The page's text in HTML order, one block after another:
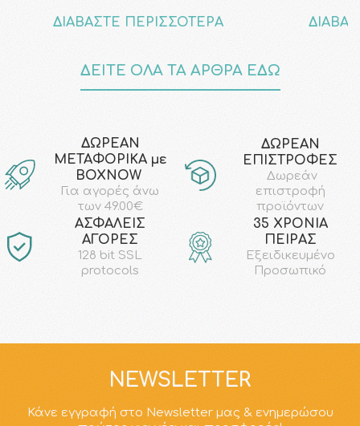
ΔΙΑΒΑΣΤΕ ΠΕΡΙΣΣΟΤΕΡΑ
ΔΕΙΤΕ ΟΛΑ ΤΑ ΑΡΘΡΑ ΕΔΩ
ΔΩΡΕΑΝ
ΜΕΤΑΦΟΡΙΚΑ με
ΒΟΧΝΟW
Για αγορές άνω
των 49.00€
ΔΩΡΕΑΝ
ΕΠΙΣΤΡΟΦΕΣ
Δωρεάν
επιστροφή
προϊόντων
AΣΦΑΛΕΙΣ
ΑΓΟΡΕΣ
128 bit SSL
protocols
35 ΧΡΟΝΙΑ
ΠΕΙΡΑΣ
Εξειδικευμένο
Προσωπικό
NEWSLETTER
Κάνε εγγραφή στο Newsletter μας & ενημερώσου